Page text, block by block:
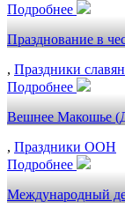
Подробнее
Празднование в
, Праздники славян
Подробнее
Вешнее Макошье
, Праздники ООН
Подробнее
Международный